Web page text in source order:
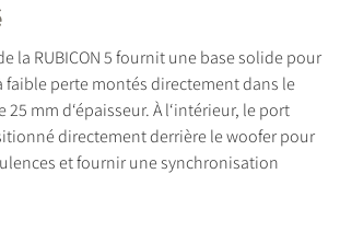
LES PRODUITS
la RUBICON 5 fournit une base solide pour
faible perte montés directement dans le
mm d‘épaisseur. À l‘intérieur, le port
directement derrière le woofer pour
et fournir une synchronisation